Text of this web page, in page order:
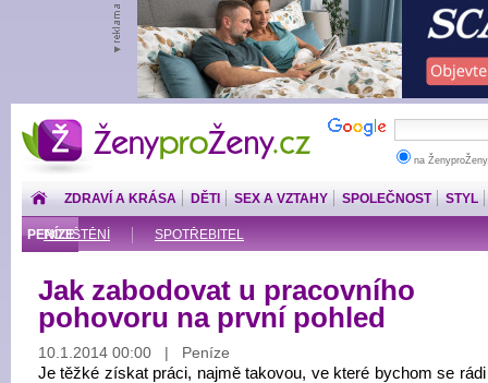
ŽenyproŽeny.cz
na
ZDRAVÍ A KRÁSA DĚTI SEX A VZTAHY SPOLEČNOST STYL
PENÍZE
POJIŠTĚNÍ SPOTŘEBITEL
Jak zabodovat u pracovního
pohovoru na první pohled
10.1.2014 00:00 | Peníze
Je těžké získat práci, najmě takovou, ve které bychom se